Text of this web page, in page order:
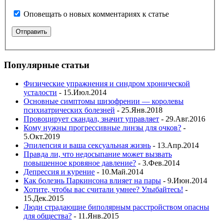
Оповещать о новых комментариях к статье
Популярные статьи
Физические упражнения и синдром хронической
усталости - 15.Июл.2014
Основные симптомы шизофрении — королевы
психиатрических болезней - 25.Янв.2018
Провоцирует скандал, значит управляет - 29.Авг.2016
Кому нужны прогрессивные линзы для очков? -
5.Окт.2019
Эпилепсия и ваша сексуальная жизнь - 13.Апр.2014
Правда ли, что недосыпание может вызвать
повышенное кровяное давление? - 3.Фев.2014
Депрессия и курение - 10.Май.2014
Как болезнь Паркинсона влияет на пары - 9.Июн.2014
Хотите, чтобы вас считали умнее? Улыбайтесь! -
15.Дек.2015
Люди страдающие биполярным расстройством опасны
для общества? - 11.Янв.2015